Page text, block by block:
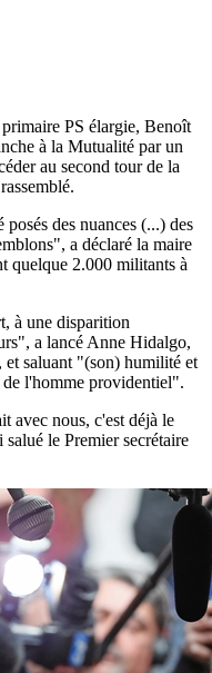
PS élargie, Benoît
à la Mutualité par un
au second tour de la
des nuances (...) des
a déclaré la maire
quelque 2.000 militants à
à une disparition
a lancé Anne Hidalgo,
et saluant "(son) humilité et
l'homme providentiel".
avec nous, c'est déjà le
salué le Premier secrétaire